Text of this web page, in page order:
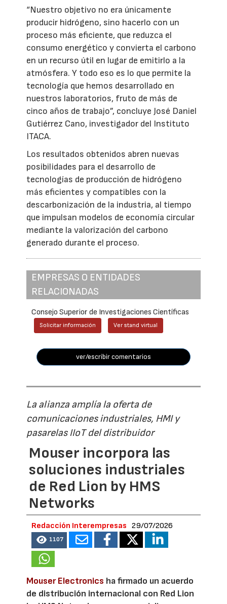
“Nuestro objetivo no era únicamente
producir hidrógeno, sino hacerlo con un
proceso más eficiente, que reduzca el
consumo energético y convierta el carbono
en un recurso útil en lugar de emitirlo a la
atmósfera. Y todo eso es lo que permite la
tecnología que hemos desarrollado en
nuestros laboratorios, fruto de más de
cinco años de trabajo”, concluye José Daniel
Gutiérrez Cano, investigador del Instituto
ITACA.
Los resultados obtenidos abren nuevas
posibilidades para el desarrollo de
tecnologías de producción de hidrógeno
más eficientes y compatibles con la
descarbonización de la industria, al tiempo
que impulsan modelos de economía circular
mediante la valorización del carbono
generado durante el proceso.
EMPRESAS O ENTIDADES
RELACIONADAS
Consejo Superior de Investigaciones Científicas
Solicitar información Ver stand virtual
ver/escribir comentarios
La alianza amplía la oferta de
comunicaciones industriales, HMI y
pasarelas IIoT del distribuidor
Mouser incorpora las
soluciones industriales
de Red Lion by HMS
Networks
Redacción Interempresas 29/07/2026
1107
Mouser Electronics ha firmado un acuerdo
de distribución internacional con Red Lion